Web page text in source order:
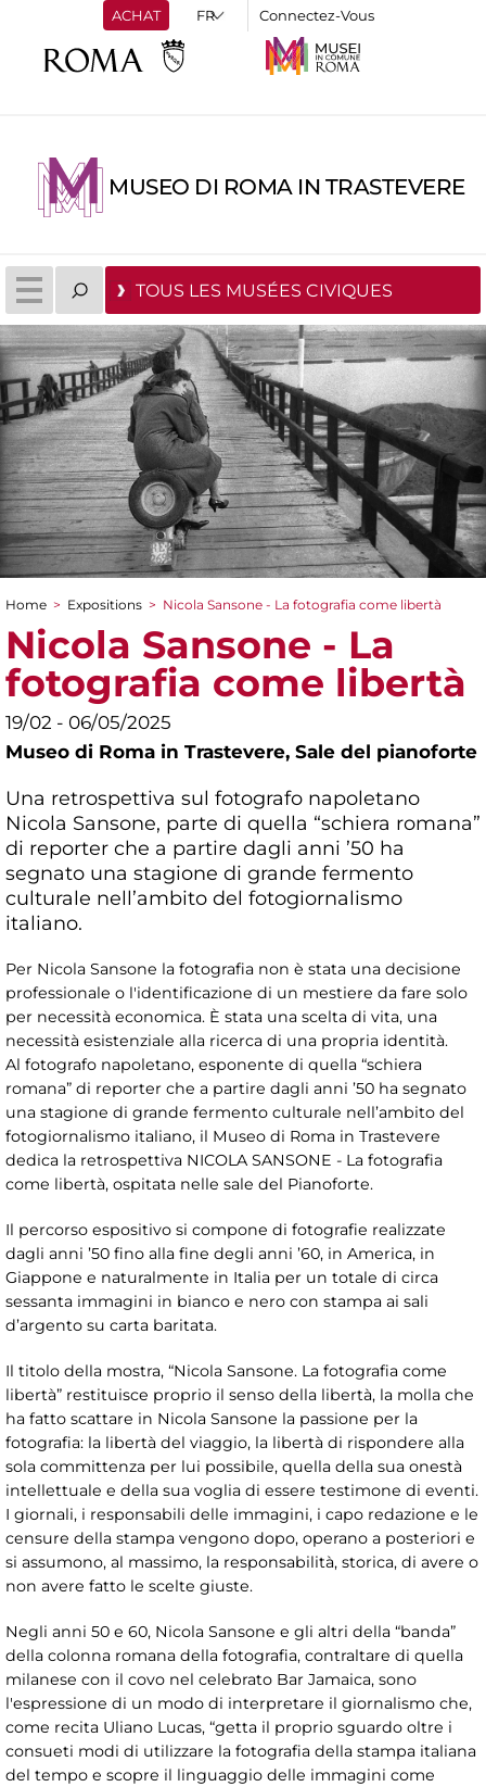
ACHAT Connectez-Vous
MUSEO DI ROMA IN TRASTEVERE
TOUS LES MUSÉES CIVIQUES
You are here
Home > Expositions > Nicola Sansone - La fotografia come libertà
Nicola Sansone - La
fotografia come libertà
19/02 - 06/05/2025
Museo di Roma in Trastevere, Sale del pianoforte
Una retrospettiva sul fotografo napoletano
Nicola Sansone, parte di quella “schiera romana”
di reporter che a partire dagli anni ’50 ha
segnato una stagione di grande fermento
culturale nell’ambito del fotogiornalismo
italiano.
Per Nicola Sansone la fotografia non è stata una decisione
professionale o l'identificazione di un mestiere da fare solo
per necessità economica. È stata una scelta di vita, una
necessità esistenziale alla ricerca di una propria identità.
Al fotografo napoletano, esponente di quella “schiera
romana” di reporter che a partire dagli anni ’50 ha segnato
una stagione di grande fermento culturale nell’ambito del
fotogiornalismo italiano, il Museo di Roma in Trastevere
dedica la retrospettiva NICOLA SANSONE - La fotografia
come libertà, ospitata nelle sale del Pianoforte.
Il percorso espositivo si compone di fotografie realizzate
dagli anni ’50 fino alla fine degli anni ’60, in America, in
Giappone e naturalmente in Italia per un totale di circa
sessanta immagini in bianco e nero con stampa ai sali
d’argento su carta baritata.
Il titolo della mostra, “Nicola Sansone. La fotografia come
libertà” restituisce proprio il senso della libertà, la molla che
ha fatto scattare in Nicola Sansone la passione per la
fotografia: la libertà del viaggio, la libertà di rispondere alla
sola committenza per lui possibile, quella della sua onestà
intellettuale e della sua voglia di essere testimone di eventi.
I giornali, i responsabili delle immagini, i capo redazione e le
censure della stampa vengono dopo, operano a posteriori e
si assumono, al massimo, la responsabilità, storica, di avere o
non avere fatto le scelte giuste.
Negli anni 50 e 60, Nicola Sansone e gli altri della “banda”
della colonna romana della fotografia, contraltare di quella
milanese con il covo nel celebrato Bar Jamaica, sono
l'espressione di un modo di interpretare il giornalismo che,
come recita Uliano Lucas, “getta il proprio sguardo oltre i
consueti modi di utilizzare la fotografia della stampa italiana
del tempo e scopre il linguaggio delle immagini come